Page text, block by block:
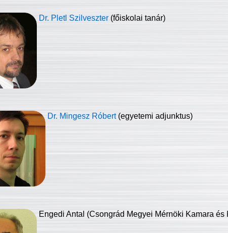
Dr. Pletl Szilveszter (főiskolai tanár)
Dr. Mingesz Róbert (egyetemi adjunktus)
Engedi Antal (Csongrád Megyei Mérnöki Kamara